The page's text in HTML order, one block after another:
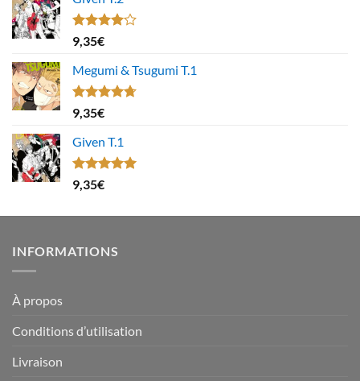
Note
4.00
5
9,35€
Megumi & Tsugumi T.1
Note4.67
sur 5
9,35€
Given T.1
Note5.00
sur 5
9,35€
INFORMATIONS
À propos
Conditions d’utilisation
Livraison